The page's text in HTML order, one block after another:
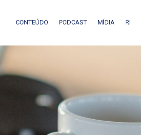
CONTEÚDO PODCAST MÍDIA RI